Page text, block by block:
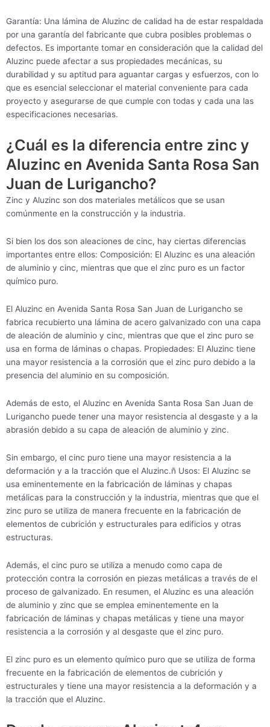
Garantía: Una lámina de Aluzinc de calidad ha de estar respaldada
por una garantía del fabricante que cubra posibles problemas o
defectos. Es importante tomar en consideración que la calidad del
Aluzinc puede afectar a sus propiedades mecánicas, su
durabilidad y su aptitud para aguantar cargas y esfuerzos, con lo
que es esencial seleccionar el material conveniente para cada
proyecto y asegurarse de que cumple con todas y cada una las
especificaciones necesarias.
¿Cuál es la diferencia entre zinc y
Aluzinc en Avenida Santa Rosa San
Juan de Lurigancho?
Zinc y Aluzinc son dos materiales metálicos que se usan
comúnmente en la construcción y la industria.
Si bien los dos son aleaciones de cinc, hay ciertas diferencias
importantes entre ellos: Composición: El Aluzinc es una aleación
de aluminio y cinc, mientras que que el zinc puro es un factor
químico puro.
El Aluzinc en Avenida Santa Rosa San Juan de Lurigancho se
fabrica recubierto una lámina de acero galvanizado con una capa
de aleación de aluminio y cinc, mientras que que el zinc puro se
usa en forma de láminas o chapas. Propiedades: El Aluzinc tiene
una mayor resistencia a la corrosión que el zinc puro debido a la
presencia del aluminio en su composición.
Además de esto, el Aluzinc en Avenida Santa Rosa San Juan de
Lurigancho puede tener una mayor resistencia al desgaste y a la
abrasión debido a su capa de aleación de aluminio y zinc.
Sin embargo, el cinc puro tiene una mayor resistencia a la
deformación y a la tracción que el Aluzinc.ñ Usos: El Aluzinc se
usa eminentemente en la fabricación de láminas y chapas
metálicas para la construcción y la industria, mientras que que el
zinc puro se utiliza de manera frecuente en la fabricación de
elementos de cubrición y estructurales para edificios y otras
estructuras.
Además, el cinc puro se utiliza a menudo como capa de
protección contra la corrosión en piezas metálicas a través de el
proceso de galvanizado. En resumen, el Aluzinc es una aleación
de aluminio y zinc que se emplea eminentemente en la
fabricación de láminas y chapas metálicas y tiene una mayor
resistencia a la corrosión y al desgaste que el zinc puro.
El zinc puro es un elemento químico puro que se utiliza de forma
frecuente en la fabricación de elementos de cubrición y
estructurales y tiene una mayor resistencia a la deformación y a
la tracción que el Aluzinc.